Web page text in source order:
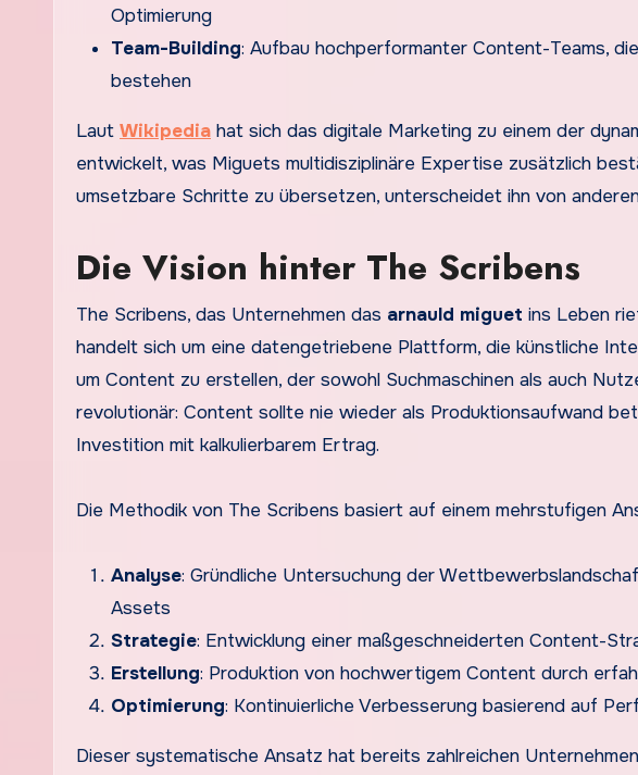
Optimierung
Team-Building: Aufbau hochperformanter Content-Teams,
bestehen
Laut Wikipedia hat sich das digitale Marketing zu einem der
entwickelt, was Miguets multidisziplinäre Expertise zusätzlich
umsetzbare Schritte zu übersetzen, unterscheidet ihn von
Die Vision hinter The Scribens
The Scribens, das Unternehmen das arnauld miguet ins Leben
handelt sich um eine datengetriebene Plattform, die künstliche
um Content zu erstellen, der sowohl Suchmaschinen als auch
revolutionär: Content sollte nie wieder als Produktionsaufwand
Investition mit kalkulierbarem Ertrag.
Die Methodik von The Scribens basiert auf einem mehrstufigen
Analyse: Gründliche Untersuchung der
Assets
Strategie: Entwicklung einer maßgeschneiderten Content-
Erstellung: Produktion von hochwertigem Content durch
Optimierung: Kontinuierliche Verbesserung basierend auf
Dieser systematische Ansatz hat bereits zahlreichen